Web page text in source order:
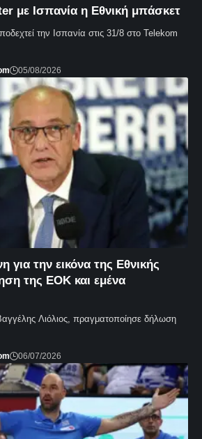
με Ισπανία η Εθνική μπάσκετ
την Ισπανία στις 31/8 στο Telekom
05/08/2026
για την εικόνα της Εθνικής
της ΕΟΚ και εμένα
Λιόλιος, πραγματοποίησε δήλωση
06/07/2026